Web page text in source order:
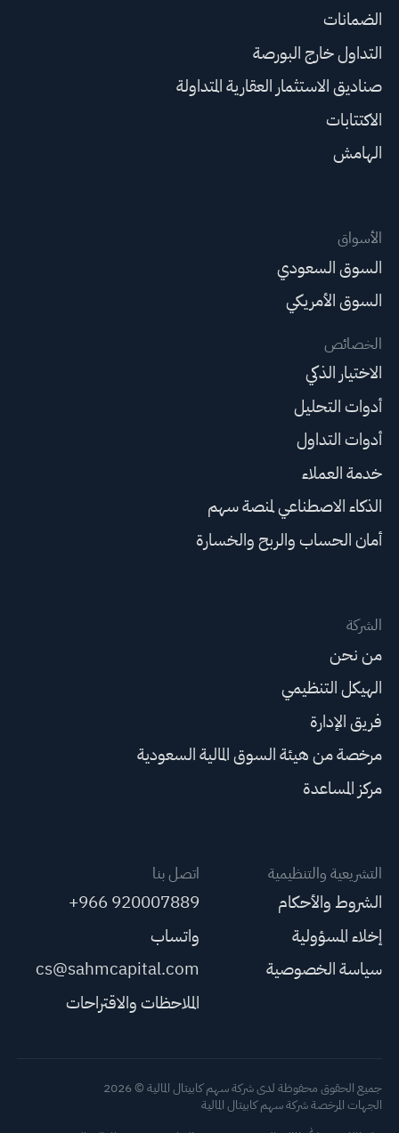
الضمانات
التداول خارج البورصة
صناديق الاستثمار العقارية المتداولة
الاكتتابات
الهامش
الأسواق
السوق السعودي
السوق الأمريكي
الخصائص
الاختيار الذكي
أدوات التحليل
أدوات التداول
خدمة العملاء
الذكاء الاصطناعي لمنصة سهم
أمان الحساب والربح والخسارة
الشركة
من نحن
الهيكل التنظيمي
فريق الإدارة
مرخصة من هيئة السوق المالية السعودية
مركز المساعدة
التشريعية والتنظيمية
الشروط والأحكام
إخلاء المسؤولية
سياسة الخصوصية
اتصل بنا
+966 920007889
واتساب
cs@sahmcapital.com
الملاحظات والاقتراحات
جميع الحقوق محفوظة لدى شركة سهم كابيتال المالية © 2026
الجهات المرخصة شركة سهم كابيتال المالية